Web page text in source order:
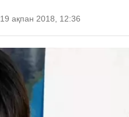
19 ақпан 2018, 12:36